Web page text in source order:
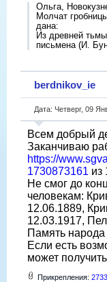
Ольга,
Молчат
дана:
Из древней
письмена (И.
berdnikov_ie
Дата: Четверг, 09
Всем добрый
Заканчиваю
https://
1730873161 из
Не смог до
человекам:
12.06.1889,
12.03.1917,
Память
Если есть
может
Прикрепления: